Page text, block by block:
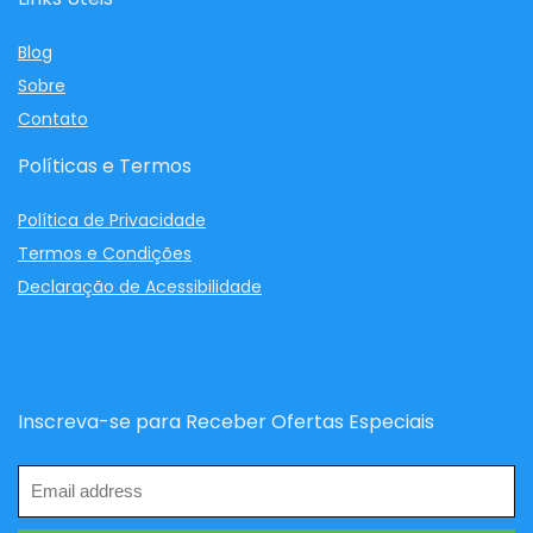
Blog
Sobre
Contato
Políticas e Termos
Política de Privacidade
Termos e Condições
Declaração de Acessibilidade
Inscreva-se para Receber Ofertas Especiais